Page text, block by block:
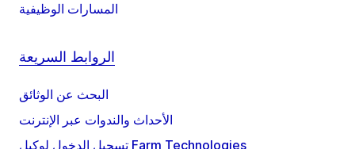
المسارات الوظيفية
الروابط السريعة
البحث عن الوثائق
الأحداث والندوات عبر الإنترنت
تسجيل الدخول لوكيل Farm Technologies